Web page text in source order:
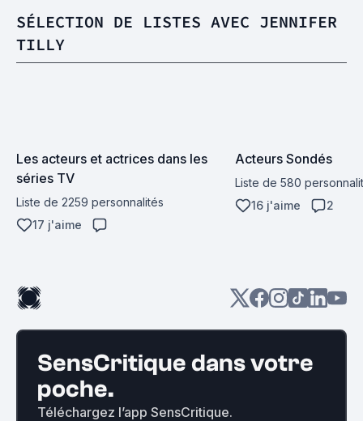
SÉLECTION DE LISTES AVEC JENNIFER
TILLY
Les acteurs et actrices dans les
séries TV
Liste de 2259 personnalités
17 j'aime
Acteurs Sondés
Liste de 580
16 j'aime
2
SensCritique dans votre
poche.
Téléchargez l’app SensCritique.